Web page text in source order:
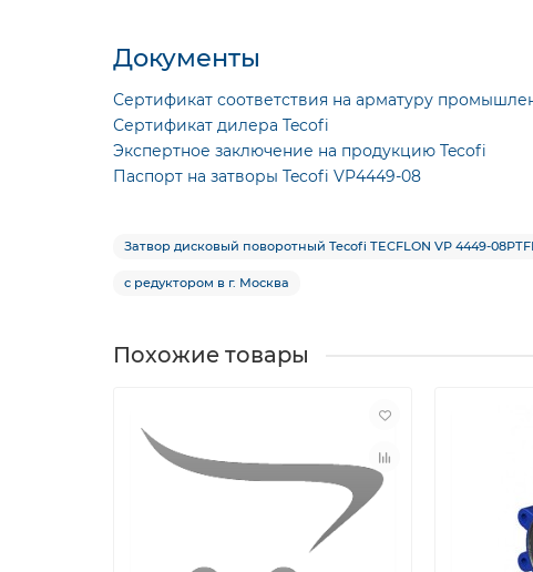
Документы
Сертификат соответствия на арматуру
Сертификат дилера Tecofi
Экспертное заключение на продукцию Tecofi
Паспорт на затворы Tecofi VP4449-08
Затвор дисковый поворотный Tecofi TECFLON VP 4449-
с редуктором в г. Москва
Похожие товары